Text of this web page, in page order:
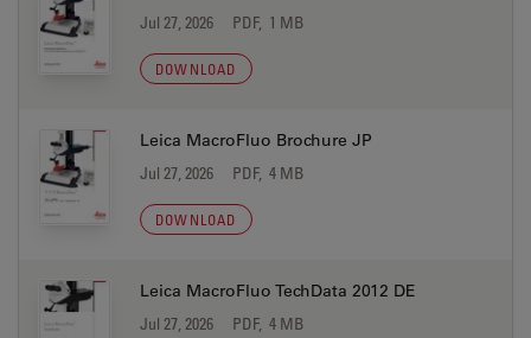
Jul 27, 2026 PDF, 1 MB
DOWNLOAD
Leica MacroFluo Brochure JP
Jul 27, 2026 PDF, 4 MB
DOWNLOAD
Leica MacroFluo TechData 2012 DE
Jul 27, 2026 PDF, 4 MB